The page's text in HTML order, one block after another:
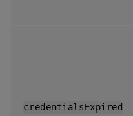
credentialsExpired